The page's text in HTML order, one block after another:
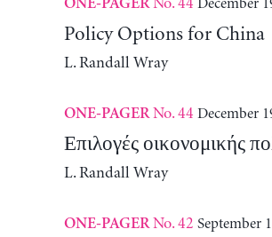
ONE-PAGER December
Policy Options for China
L. Randall Wray
ONE-PAGERNo. 44 December
Επιλογές οικονομικής
L. Randall Wray
ONE-PAGERNo. 42 September